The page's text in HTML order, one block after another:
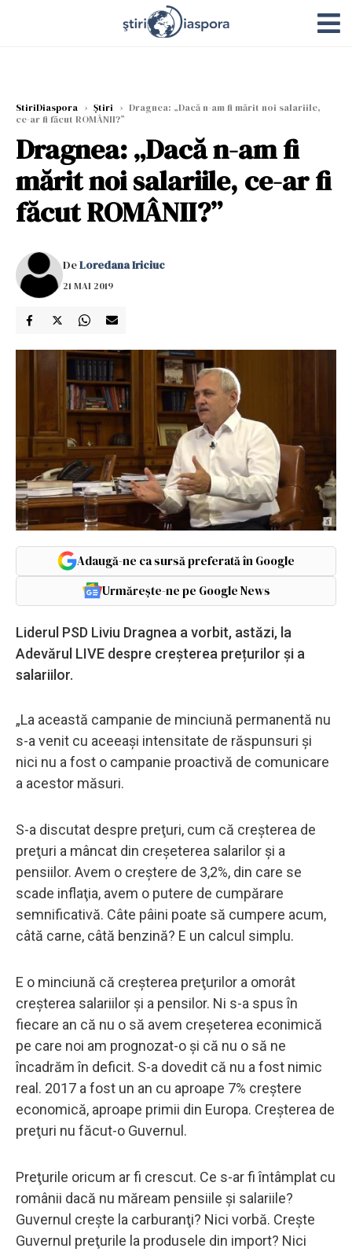
StiriDiaspora › Știri › Dragnea: „Dacă n-am fi mărit noi salariile,
ce-ar fi făcut ROMÂNII?”
Dragnea: „Dacă n-am fi
mărit noi salariile, ce-ar fi
făcut ROMÂNII?”
DeLoredana Iriciuc
21 MAI 2019
Adaugă-ne ca sursă preferată în Google
Urmărește-ne pe Google News
Liderul PSD Liviu Dragnea a vorbit, astăzi, la
Adevărul LIVE despre creșterea prețurilor și a
salariilor.
„La această campanie de minciună permanentă nu
s-a venit cu aceeaşi intensitate de răspunsuri şi
nici nu a fost o campanie proactivă de comunicare
a acestor măsuri.
S-a discutat despre preţuri, cum că creşterea de
preţuri a mâncat din creşeterea salarilor şi a
pensiilor. Avem o creştere de 3,2%, din care se
scade inflaţia, avem o putere de cumpărare
semnificativă. Câte pâini poate să cumpere acum,
câtă carne, câtă benzină? E un calcul simplu.
E o minciună că creşterea preţurilor a omorât
creşterea salariilor şi a pensilor. Ni s-a spus în
fiecare an că nu o să avem creşeterea econimică
pe care noi am prognozat-o şi că nu o să ne
încadrăm în deficit. S-a dovedit că nu a fost nimic
real. 2017 a fost un an cu aproape 7% creştere
economică, aproape primii din Europa. Creşterea de
preţuri nu făcut-o Guvernul.
Preţurile oricum ar fi crescut. Ce s-ar fi întâmplat cu
românii dacă nu măream pensiile şi salariile?
Guvernul creşte la carburanţi? Nici vorbă. Creşte
Guvernul preţurile la produsele din import? Nici